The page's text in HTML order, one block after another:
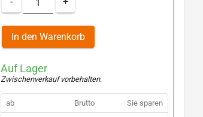
In den Warenkorb
Auf Lager
Zwischenverkauf vorbehalten.
ab Brutto Sie sparen